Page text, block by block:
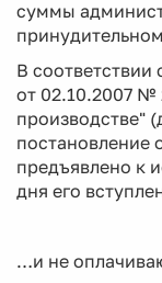
суммы
В
от 02.10.2007
производстве"
постановление
предъявлено к
дня его
…и не